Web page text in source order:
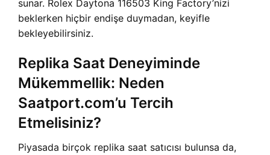
sunar. Rolex Daytona 116503 King Factory’nizi
beklerken hiçbir endişe duymadan, keyifle
bekleyebilirsiniz.
Replika Saat Deneyiminde
Mükemmellik: Neden
Saatport.com’u Tercih
Etmelisiniz?
Piyasada birçok replika saat satıcısı bulunsa da,